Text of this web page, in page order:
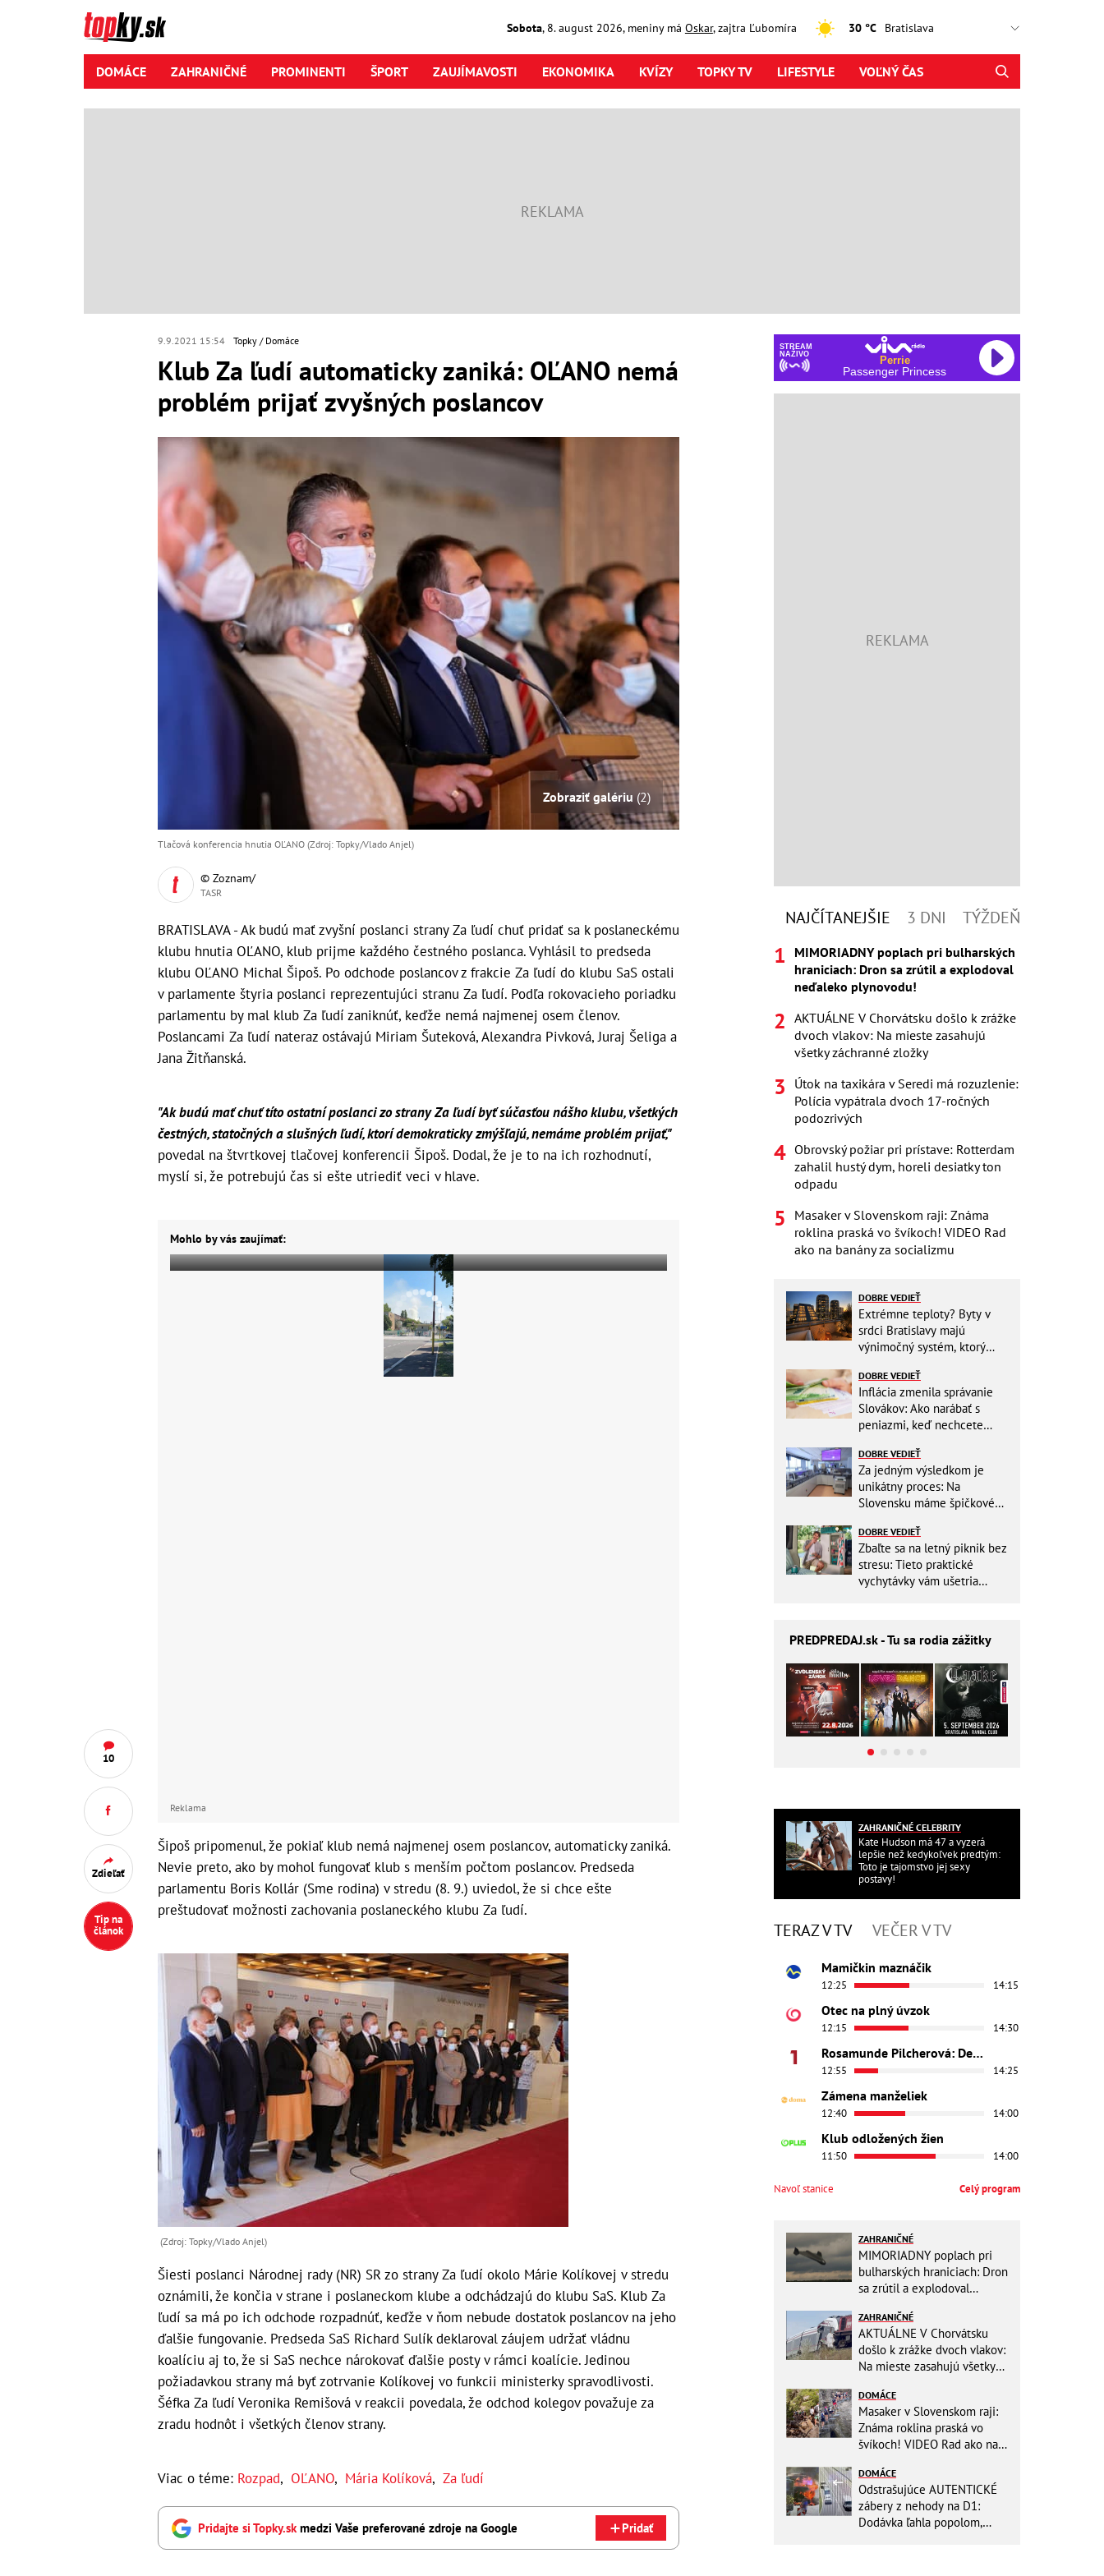
Sobota, 8. august2026, meniny má Oskar, zajtra Ľubomíra 30 °C
DOMÁCE ZAHRANIČNÉ PROMINENTI ŠPORT ZAUJÍMAVOSTI EKONOMIKA KVÍZY TOPKY TV LIFESTYLE VOĽNÝ ČAS
9.9.2021 15:54 Topky Domáce
Klub Za ľudí automaticky zaniká: OĽANO nemá
problém prijať zvyšných poslancov
10
Zdieľať
Tip na
článok
Zobraziť galériu (2)
Tlačová konferencia hnutia OĽANO (Zdroj: Topky/Vlado Anjel)
© Zoznam/
TASR
BRATISLAVA - Ak budú mať zvyšní poslanci strany Za ľudí chuť pridať sa k poslaneckému
klubu hnutia OĽANO, klub prijme každého čestného poslanca. Vyhlásil to predseda
klubu OĽANO Michal Šipoš. Po odchode poslancov z frakcie Za ľudí do klubu SaS ostali
v parlamente štyria poslanci reprezentujúci stranu Za ľudí. Podľa rokovacieho poriadku
parlamentu by mal klub Za ľudí zaniknúť, keďže nemá najmenej osem členov.
Poslancami Za ľudí nateraz ostávajú Miriam Šuteková, Alexandra Pivková, Juraj Šeliga a
Jana Žitňanská.
"Ak budú mať chuť títo ostatní poslanci zo strany Za ľudí byť súčasťou nášho klubu, všetkých
čestných, statočných a slušných ľudí, ktorí demokraticky zmýšľajú, nemáme problém prijať,"
povedal na štvrtkovej tlačovej konferencii Šipoš. Dodal, že je to na ich rozhodnutí,
myslí si, že potrebujú čas si ešte utriediť veci v hlave.
Mohlo by vás zaujímať:
Reklama
Šipoš pripomenul, že pokiaľ klub nemá najmenej osem poslancov, automaticky zaniká.
Nevie preto, ako by mohol fungovať klub s menším počtom poslancov. Predseda
parlamentu Boris Kollár (Sme rodina) v stredu (8. 9.) uviedol, že si chce ešte
preštudovať možnosti zachovania poslaneckého klubu Za ľudí.
(Zdroj: Topky/Vlado Anjel)
Šiesti poslanci Národnej rady (NR) SR zo strany Za ľudí okolo Márie Kolíkovej v stredu
oznámili, že končia v strane i poslaneckom klube a odchádzajú do klubu SaS. Klub Za
ľudí sa má po ich odchode rozpadnúť, keďže v ňom nebude dostatok poslancov na jeho
ďalšie fungovanie. Predseda SaS Richard Sulík deklaroval záujem udržať vládnu
koalíciu aj to, že si SaS nechce nárokovať ďalšie posty v rámci koalície. Jedinou
požiadavkou strany má byť zotrvanie Kolíkovej vo funkcii ministerky spravodlivosti.
Šéfka Za ľudí Veronika Remišová v reakcii povedala, že odchod kolegov považuje za
zradu hodnôt i všetkých členov strany.
Viac o téme: Rozpad, OĽANO, Mária Kolíková, Za ľudí
Pridajte si Topky.sk medzi Vaše preferované zdroje na Google Pridať
STREAM
NAŽIVO
Perrie
Passenger Princess
NAJČÍTANEJŠIE 3 DNI TÝŽDEŇ
MIMORIADNY poplach pri bulharských
hraniciach: Dron sa zrútil a explodoval
neďaleko plynovodu!
AKTUÁLNE V Chorvátsku došlo k zrážke
dvoch vlakov: Na mieste zasahujú
všetky záchranné zložky
Útok na taxikára v Seredi má rozuzlenie:
Polícia vypátrala dvoch 17-ročných
podozrivých
Obrovský požiar pri prístave: Rotterdam
zahalil hustý dym, horeli desiatky ton
odpadu
Masaker v Slovenskom raji: Známa
roklina praská vo švíkoch! VIDEO Rad
ako na banány za socializmu
DOBRE VEDIEŤ
Extrémne teploty? Byty v
srdci Bratislavy majú
výnimočný systém, ktorý
DOBRE VEDIEŤ
Inflácia zmenila správanie
Slovákov: Ako narábať s
peniazmi, keď nechcete
DOBRE VEDIEŤ
Za jedným výsledkom je
unikátny proces: Na
Slovensku máme špičkové
DOBRE VEDIEŤ
Zbaľte sa na letný piknik bez
stresu: Tieto praktické
vychytávky vám ušetria
PREDPREDAJ.sk - Tu sa rodia zážitky
ZAHRANIČNÉ CELEBRITY
Kate Hudson má 47 a vyzerá
lepšie než kedykoľvek predtým:
Toto je tajomstvo jej sexy
postavy!
TERAZ V TV VEČER V TV
Mamičkin maznáčik
12:25 14:15
Otec na plný úvzok
12:15 14:30
Rosamunde Pilcherová: Dedičstvo lásky
12:55 14:25
Zámena manželiek
12:40 14:00
Klub odložených žien
11:50 14:00
Navoľ stanice Celý program
ZAHRANIČNÉ
MIMORIADNY poplach pri
bulharských hraniciach: Dron
sa zrútil a explodoval
ZAHRANIČNÉ
AKTUÁLNE V Chorvátsku
došlo k zrážke dvoch vlakov:
Na mieste zasahujú všetky
DOMÁCE
Masaker v Slovenskom raji:
Známa roklina praská vo
švíkoch! VIDEO Rad ako na
DOMÁCE
Odstrašujúce AUTENTICKÉ
zábery z nehody na D1:
Dodávka ľahla popolom,